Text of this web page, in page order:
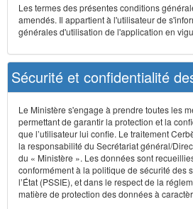
Les termes des présentes conditions
amendés. Il appartient à l'utilisateur de
générales d'utilisation de l'application en
Sécurité et confidentialité
Le Ministère s'engage à prendre toutes les
permettant de garantir la protection et la
que l’utilisateur lui confie. Le traitement
la responsabilité du Secrétariat général/
du « Ministère ». Les données sont
conformément à la politique de sécurité des
l’État (PSSIE), et dans le respect de la
matière de protection des données à